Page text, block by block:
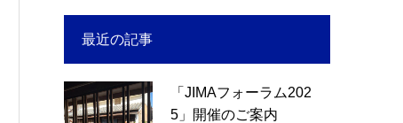
最近の記事
「JIMAフォーラム202
5」開催のご案内